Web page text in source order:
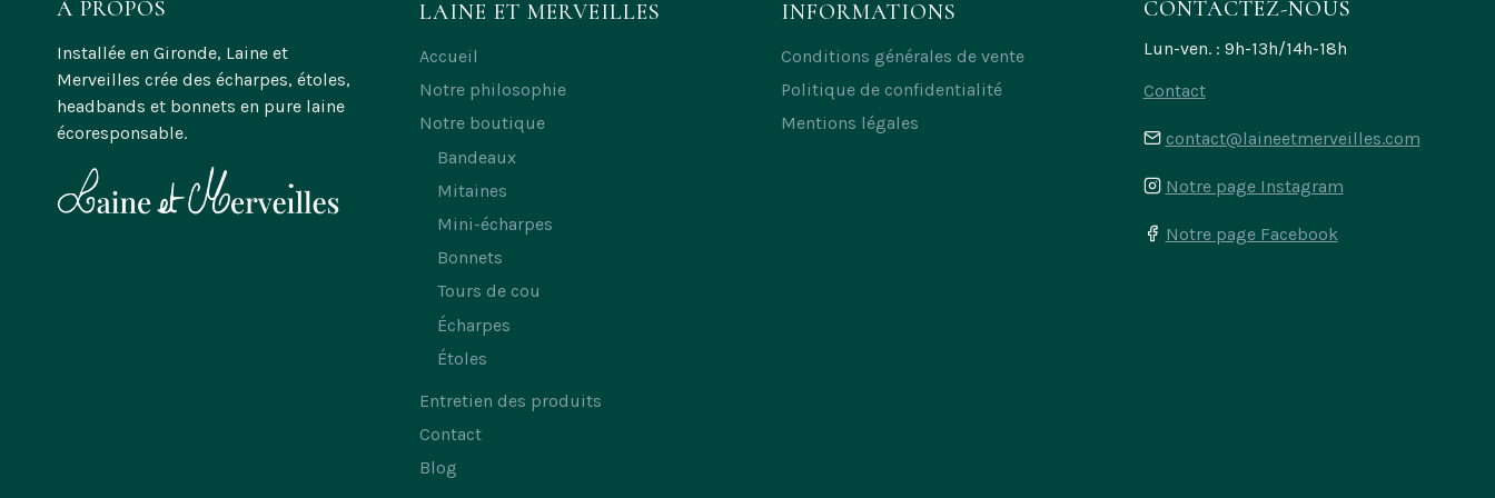
choisies
sur
la
page
du
produit
choisies
sur
la
choisies
À PROPOS
Installée en Gironde, Laine et
Merveilles crée des écharpes, étoles,
headbands et bonnets en pure laine
écoresponsable.
LAINE ET MERVEILLES
Accueil
Notre philosophie
Notre boutique
Bandeaux
Mitaines
Mini-écharpes
Bonnets
Tours de cou
Écharpes
Étoles
Entretien des produits
Contact
Blog
INFORMATIONS
Conditions générales de vente
Politique de confidentialité
Mentions légales
CONTACTEZ-NOUS
Lun-ven. : 9h-13h/14h-18h
Contact
contact@laineetmerveilles.com
Notre page Instagram
Notre page Facebook